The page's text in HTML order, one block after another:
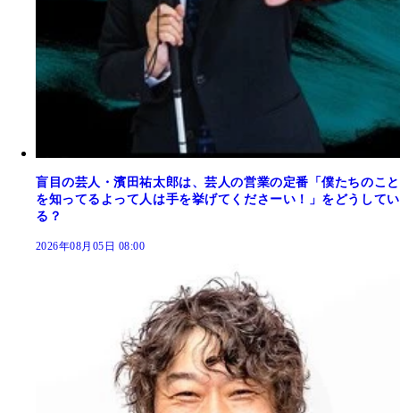
盲目の芸人・濱田祐太郎は、芸人の営業の定番「僕たちのこと
を知ってるよって人は手を挙げてくださーい！」をどうしてい
る？
2026年08月05日 08:00